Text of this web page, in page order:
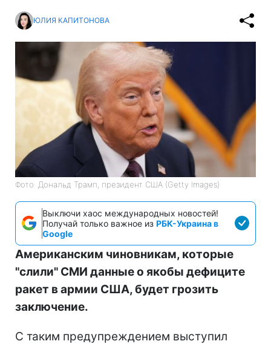
ЮЛИЯ КАПИТОНОВА
Фото: Дональд Трамп, президент США (Getty Images)
Выключи хаос международных новостей!
Получай только важное из РБК-Украина в
Google
Американским чиновникам, которые
"слили" СМИ данные о якобы дефиците
ракет в армии США, будет грозить
заключение.
С таким предупреждением выступил